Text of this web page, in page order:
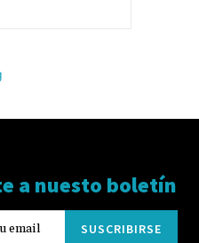
a nuesto boletín
SUSCRIBIRSE